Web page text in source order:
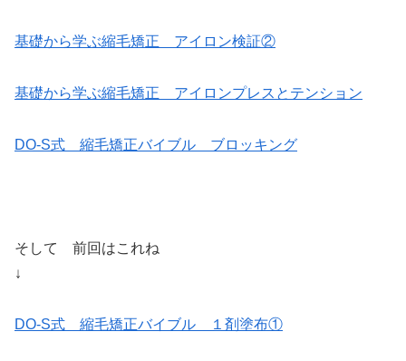
基礎から学ぶ縮毛矯正 アイロン検証②
基礎から学ぶ縮毛矯正 アイロンプレスとテンション
DO-S式 縮毛矯正バイブル ブロッキング
そして 前回はこれね
↓
DO-S式 縮毛矯正バイブル １剤塗布①